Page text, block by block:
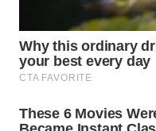
BINJAI
WN